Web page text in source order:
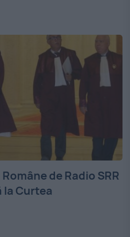
de Radio SRR
la Curtea